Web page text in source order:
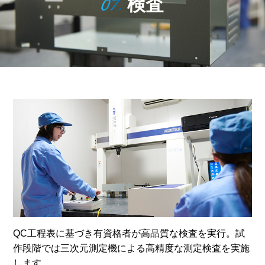
検査
QC工程表に基づき有資格者が高品質な検査を実行。試
作段階では三次元測定機による高精度な測定検査を実施
します。